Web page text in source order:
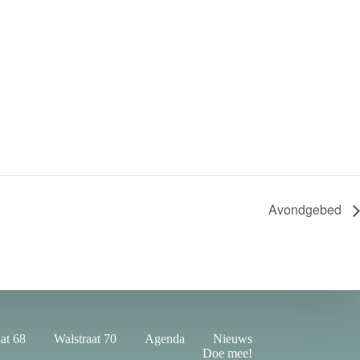
Avondgebed
68 Walstraat 70 Agenda
Nieuws
Doe mee!